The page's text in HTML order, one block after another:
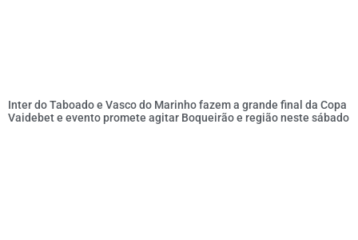
Inter do Taboado e Vasco do Marinho fazem a grande final da Copa
Vaidebet e evento promete agitar Boqueirão e região neste sábado